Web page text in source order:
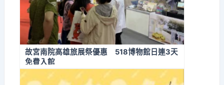
故宮南院高雄旅展祭優惠 518博物館日連3天
免費入館